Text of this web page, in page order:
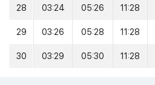
28 03:24 05:26 11:28
29 03:26 05:28 11:28
30 03:29 05:30 11:28